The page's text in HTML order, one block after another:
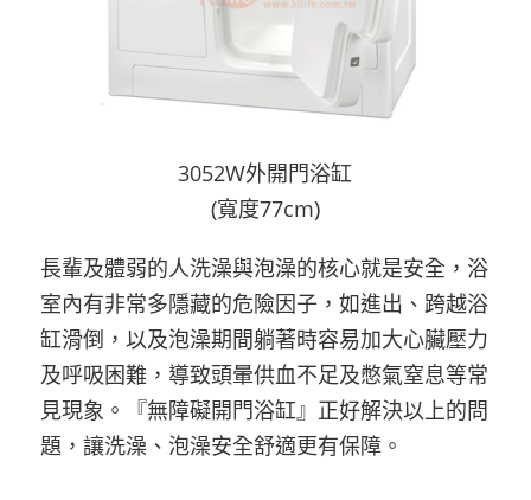
3052W外開門浴缸
(寬度77cm)
長輩及體弱的人洗澡與泡澡的核心就是安全，浴
室內有非常多隱藏的危險因子，如進出、跨越浴
缸滑倒，以及泡澡期間躺著時容易加大心臟壓力
及呼吸困難，導致頭暈供血不足及憋氣窒息等常
見現象。『無障礙開門浴缸』正好解決以上的問
題，讓洗澡、泡澡安全舒適更有保障。